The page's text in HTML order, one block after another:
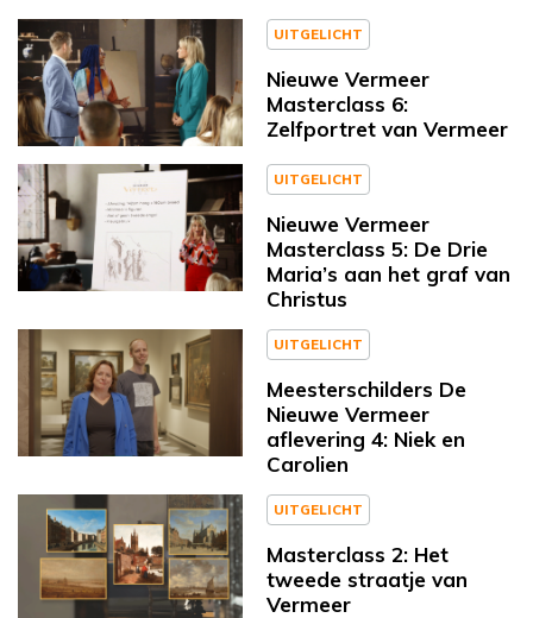
UITGELICHT
Nieuwe Vermeer
Masterclass 6:
Zelfportret van Vermeer
UITGELICHT
Nieuwe Vermeer
Masterclass 5: De Drie
Maria’s aan het graf van
Christus
UITGELICHT
Meesterschilders De
Nieuwe Vermeer
aflevering 4: Niek en
Carolien
UITGELICHT
Masterclass 2: Het
tweede straatje van
Vermeer